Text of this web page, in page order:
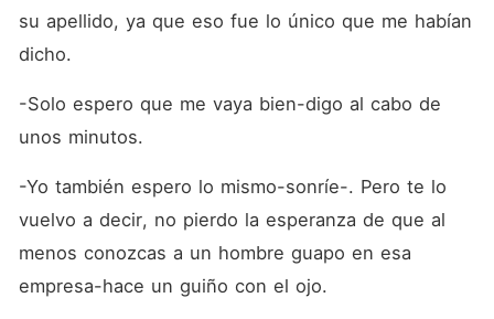
su apellido, ya que eso fue lo único que me habían
dicho.
-Solo espero que me vaya bien-digo al cabo de
unos minutos.
-Yo también espero lo mismo-sonríe-. Pero te lo
vuelvo a decir, no pierdo la esperanza de que al
menos conozcas a un hombre guapo en esa
empresa-hace un guiño con el ojo.